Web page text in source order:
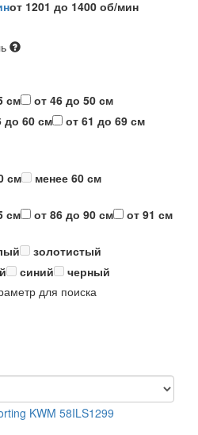
от 1201 до 1400 об/мин
см
от 46 до 50 см
до 60 см
от 61 до 69 см
см
менее 60 см
см от 86 до 90 см
от 91 см
золотистый
синий
черный
для поиска